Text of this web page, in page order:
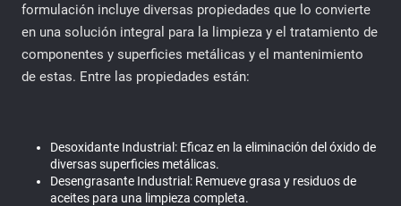
formulación incluye diversas propiedades que lo convierte
en una solución integral para la limpieza y el tratamiento de
componentes y superficies metálicas y el mantenimiento
de estas. Entre las propiedades están:
Desoxidante Industrial: Eficaz en la eliminación del óxido de
diversas superficies metálicas.
Desengrasante Industrial: Remueve grasa y residuos de
aceites para una limpieza completa.